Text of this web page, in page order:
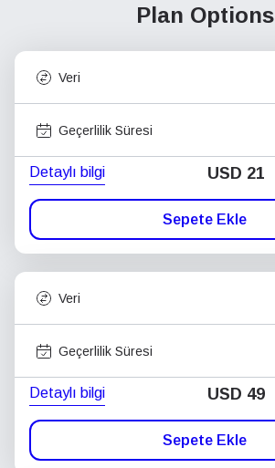
Plan Options
Veri
Geçerlilik Süresi
Detaylı bilgi USD 21
Sepete Ekle
Veri
Geçerlilik Süresi
Detaylı bilgi USD 49
Sepete Ekle